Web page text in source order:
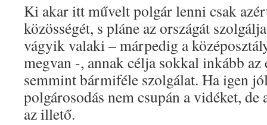
Ki akar itt művelt polgár lenni csak
közösségét, s pláne az országát
vágyik valaki – márpedig a
megvan -, annak célja sokkal inkább
semmint bármiféle szolgálat. Ha igen
polgárosodás nem csupán a vidéket,
az illető.